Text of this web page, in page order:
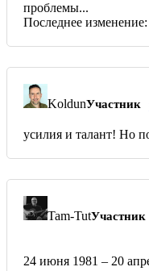
проблемы...
Последнее
KoldunУчастник
усилия и талант! Но
Tam-TutУчастник
24 июня 1981 – 20